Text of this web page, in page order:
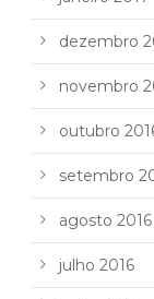
dezembro
novembro
outubro
setembro
agosto 2016
julho 2016